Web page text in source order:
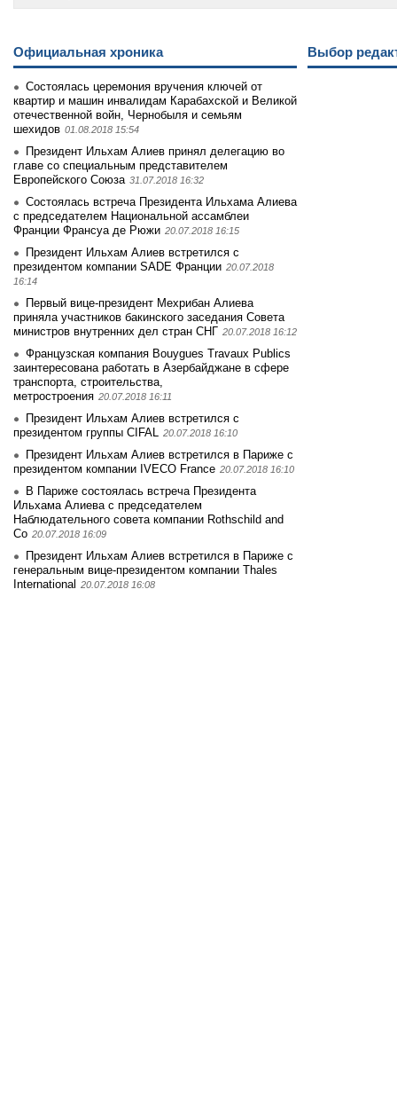
Официальная хроника
Состоялась церемония вручения ключей от
квартир и машин инвалидам Карабахской и Великой
отечественной войн, Чернобыля и семьям
шехидов 01.08.2018 15:54
Президент Ильхам Алиев принял делегацию во
главе со специальным представителем
Европейского Союза 31.07.2018 16:32
Состоялась встреча Президента Ильхама Алиева
с председателем Национальной ассамблеи
Франции Франсуа де Рюжи 20.07.2018 16:15
Президент Ильхам Алиев встретился с
президентом компании SADE Франции 20.07.2018
16:14
Первый вице-президент Мехрибан Алиева
приняла участников бакинского заседания Совета
министров внутренних дел стран СНГ 20.07.2018 16:12
Французская компания Bouygues Travaux Publics
заинтересована работать в Азербайджане в сфере
транспорта, строительства,
метростроения 20.07.2018 16:11
Президент Ильхам Алиев встретился с
президентом группы CIFAL 20.07.2018 16:10
Президент Ильхам Алиев встретился в Париже с
президентом компании IVECO France 20.07.2018 16:10
В Париже состоялась встреча Президента
Ильхама Алиева с председателем
Наблюдательного совета компании Rothschild and
Co 20.07.2018 16:09
Президент Ильхам Алиев встретился в Париже с
генеральным вице-президентом компании Thales
International 20.07.2018 16:08
Выбор